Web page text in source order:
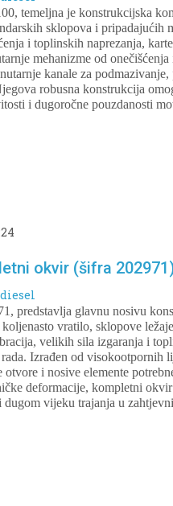
temeljna je konstrukcijska
sklopova i pripadajućih
i toplinskih naprezanja,
mehanizme od
kanale za
robusna konstrukcija
i dugoročne pouzdanosti
okvir (šifra
predstavlja glavnu nosivu
vratilo, sklopove
velikih sila izgaranja i
Izrađen od
i nosive elemente
deformacije, kompletni
dugom vijeku trajanja u